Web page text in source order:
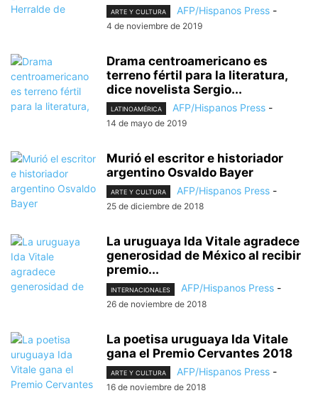
ARTE Y CULTURA AFP/Hispanos Press -
4 de noviembre de 2019
Drama centroamericano es
terreno fértil para la literatura,
dice novelista Sergio...
LATINOAMÉRICA AFP/Hispanos Press -
14 de mayo de 2019
Murió el escritor e historiador
argentino Osvaldo Bayer
ARTE Y CULTURA AFP/Hispanos Press -
25 de diciembre de 2018
La uruguaya Ida Vitale agradece
generosidad de México al recibir
premio...
INTERNACIONALES AFP/Hispanos Press -
26 de noviembre de 2018
La poetisa uruguaya Ida Vitale
gana el Premio Cervantes 2018
ARTE Y CULTURA AFP/Hispanos Press -
16 de noviembre de 2018